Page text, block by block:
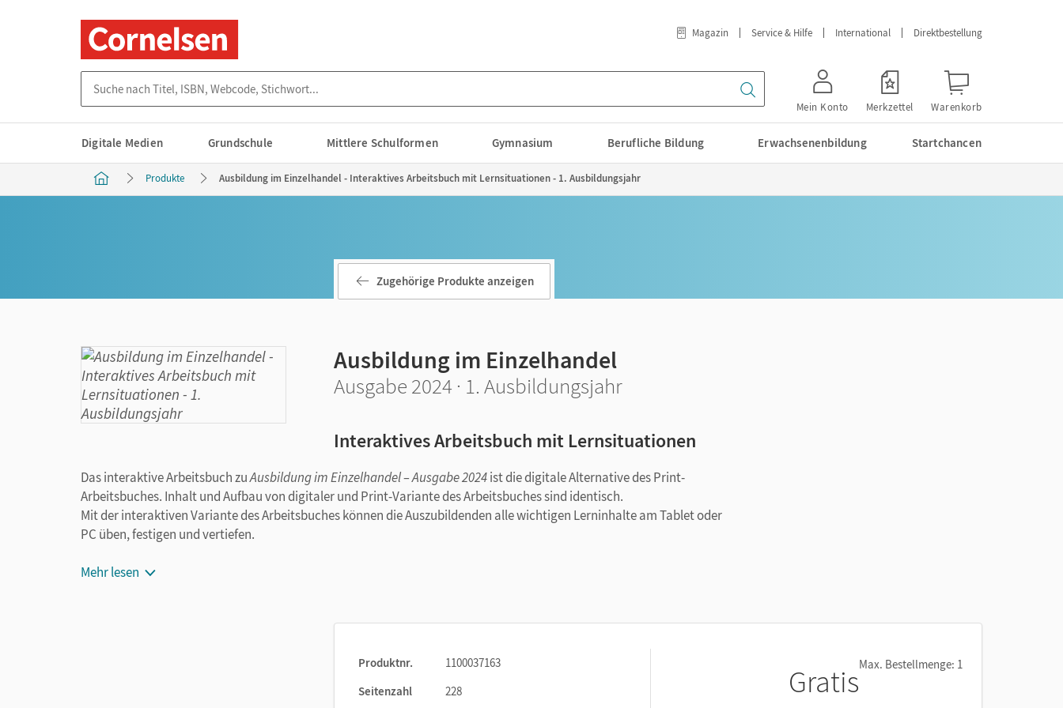
Magazin Service & Hilfe International Direktbestellung
Mein Konto Merkzettel Warenkorb
Digitale Medien Grundschule Mittlere Schulformen Gymnasium Berufliche Bildung Erwachsenenbildung Startchancen
Produkte Ausbildung im Einzelhandel - Interaktives Arbeitsbuch mit Lernsituationen - 1. Ausbildungsjahr
Zugehörige Produkte anzeigen
Ausbildung im Einzelhandel
Ausgabe 2024 · 1. Ausbildungsjahr
Interaktives Arbeitsbuch mit Lernsituationen
Das interaktive Arbeitsbuch zuAusbildung im Einzelhandel – Ausgabe 2024ist die digitale Alternative des Print-
Arbeitsbuches. Inhalt und Aufbau von digitaler und Print-Variante des Arbeitsbuches sind identisch.
Mit der interaktiven Variante des Arbeitsbuches können die Auszubildenden alle wichtigen Lerninhalte am Tablet oder
PC üben, festigen und vertiefen.
Das bieten die interaktiven Arbeitsbücher:
In der übersichtlich aufbereiteten Lernumgebung finden sich die Lernenden sofort zurecht.
Eine parallele Nutzung von Print- und digitalem Arbeitsbuch im Unterricht ist möglich.
in der Berufsschule, zu Hause oder an anderen Lernorten.
Mehr lesen
Produktnr.
1100037163
Seitenzahl
228
GratisMax. Bestellmenge: 1